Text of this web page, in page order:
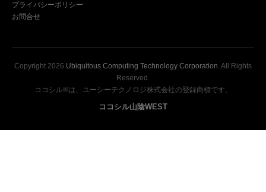
プライバシーポリシー
お問合せ
Copyright 2026 Ubiquitous Computing Technology Corporation. All Rights
Reserved.
ココシル®は、ユーシーテクノロジ株式会社の登録商標です。
ココシル山陰WEST